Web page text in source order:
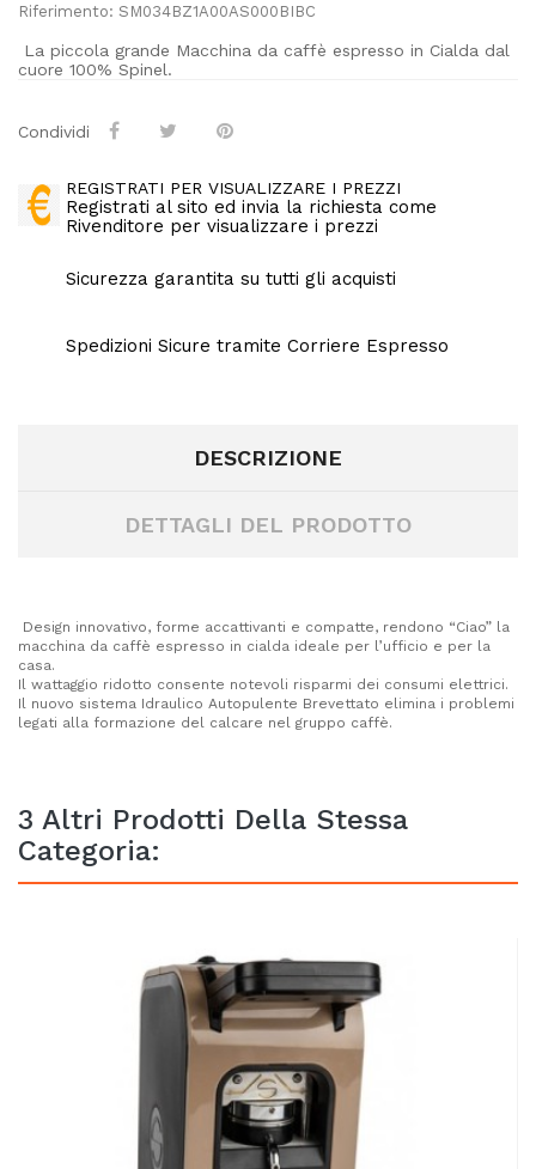
Riferimento: SM034BZ1A00AS000BIBC
La piccola grande Macchina da caffè espresso in Cialda dal
cuore 100% Spinel.
Condividi
REGISTRATI PER VISUALIZZARE I PREZZI
Registrati al sito ed invia la richiesta come
Rivenditore per visualizzare i prezzi
Sicurezza garantita su tutti gli acquisti
Spedizioni Sicure tramite Corriere Espresso
DESCRIZIONE
DETTAGLI DEL PRODOTTO
Design innovativo, forme accattivanti e compatte, rendono “Ciao” la
macchina da caffè espresso in cialda ideale per l’ufficio e per la
casa.
Il wattaggio ridotto consente notevoli risparmi dei consumi elettrici.
Il nuovo sistema Idraulico Autopulente Brevettato elimina i problemi
legati alla formazione del calcare nel gruppo caffè.
3 Altri Prodotti Della Stessa
Categoria: